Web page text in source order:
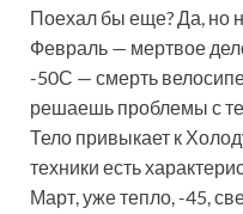
Поехал бы еще? Да, но
Февраль — мертвое
-50С — смерть
решаешь проблемы с
Тело привыкает к
техники есть
Март, уже тепло, -45,